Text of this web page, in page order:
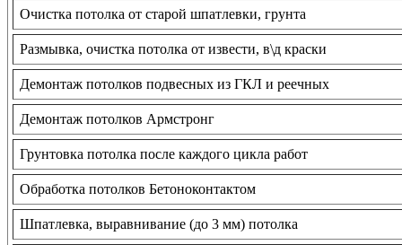
Очистка потолка от старой шпатлевки, грунта
Размывка, очистка потолка от извести, в\д краски
Демонтаж потолков подвесных из ГКЛ и реечных
Демонтаж потолков Армстронг
Грунтовка потолка после каждого цикла работ
Обработка потолков Бетоноконтактом
Шпатлевка, выравнивание (до 3 мм) потолка